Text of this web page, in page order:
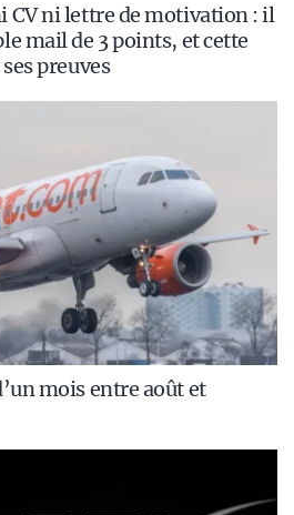
CV ni lettre de motivation : il
mail de 3 points, et cette
preuves
mois entre août et